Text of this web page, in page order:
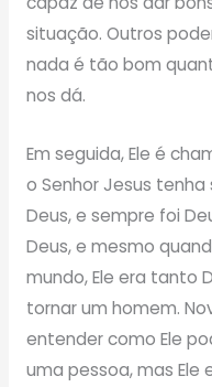
situação. Outros
nada é tão bom
nos dá.
Em seguida, Ele é
o Senhor Jesus
Deus, e sempre foi
Deus, e mesmo
mundo, Ele era tanto
tornar um homem.
entender como Ele
uma pessoa, mas Ele